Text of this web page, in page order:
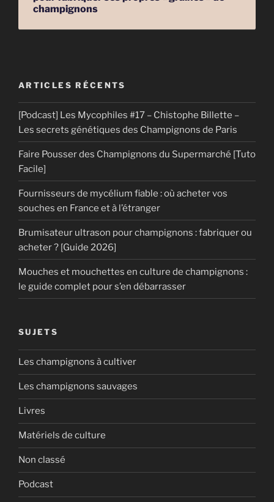
champignons
ARTICLES RÉCENTS
[Podcast] Les Mycophiles #17 – Chistophe Billette –
Les secrets génétiques des Champignons de Paris
Faire Pousser des Champignons du Supermarché [Tuto
Facile]
Fournisseurs de mycélium fiable : où acheter vos
souches en France et à l’étranger
Brumisateur ultrason pour champignons : fabriquer ou
acheter ? [Guide 2026]
Mouches et mouchettes en culture de champignons :
le guide complet pour s’en débarrasser
SUJETS
Les champignons à cultiver
Les champignons sauvages
Livres
Matériels de culture
Non classé
Podcast